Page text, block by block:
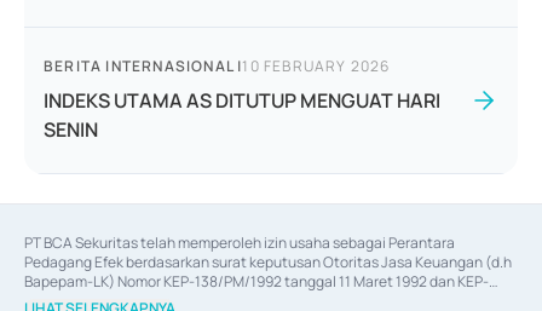
BERITA INTERNASIONAL |10 FEBRUARY 2026
INDEKS UTAMA AS DITUTUP MENGUAT HARI
SENIN
PT BCA Sekuritas telah memperoleh izin usaha sebagai Perantara
Pedagang Efek berdasarkan surat keputusan Otoritas Jasa Keuangan (d.h
Bapepam-LK) Nomor KEP-138/PM/1992 tanggal 11 Maret 1992 dan KEP-
06/D.04/2014 tanggal 28 Februari 2014, izin usaha sebagai Penjamin Emisi